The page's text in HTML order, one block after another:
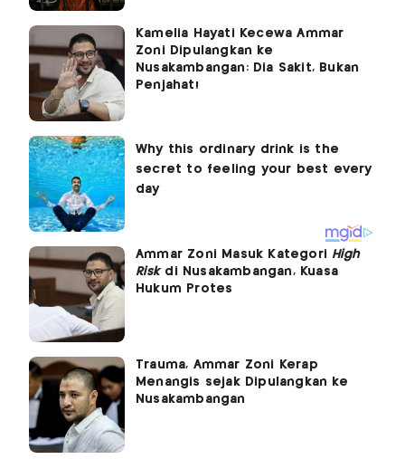
Kamelia Hayati Kecewa Ammar
Zoni Dipulangkan ke
Nusakambangan: Dia Sakit, Bukan
Penjahat!
Ammar Zoni Masuk Kategori High
Riskdi Nusakambangan, Kuasa
Hukum Protes
Trauma, Ammar Zoni Kerap
Menangis sejak Dipulangkan ke
Nusakambangan